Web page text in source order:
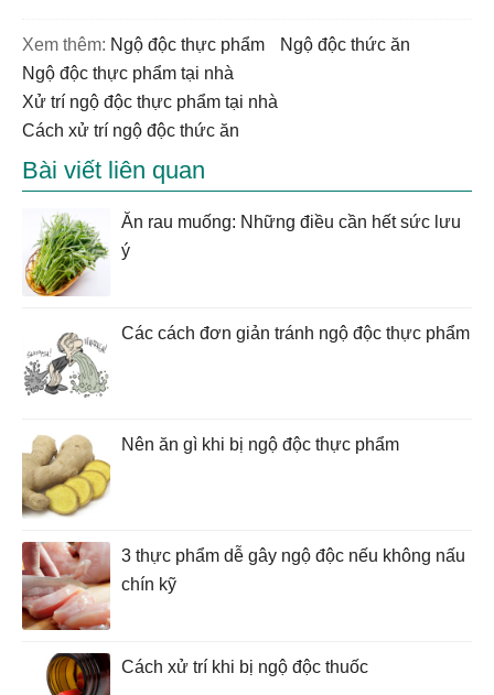
Xem thêm: ngộ độc thực phẩm
ngộ độc thức ăn
ngộ độc thực phẩm tại nhà
xử trí ngộ độc thực phẩm tại nhà
cách xử trí ngộ độc thức ăn
Bài viết liên quan
Ăn rau muống: Những điều cần hết sức lưu
ý
Các cách đơn giản tránh ngộ độc thực phẩm
Nên ăn gì khi bị ngộ độc thực phẩm
3 thực phẩm dễ gây ngộ độc nếu không nấu
chín kỹ
Cách xử trí khi bị ngộ độc thuốc